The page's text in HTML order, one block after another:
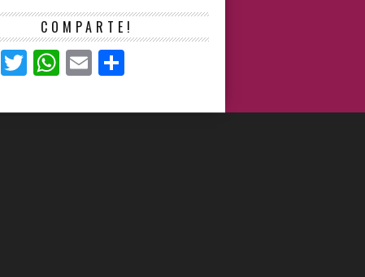
COMPARTE!
Facebook
TwitterWhatsApp
Email